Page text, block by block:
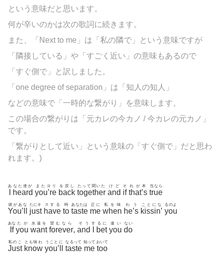
という意味だと思います。
何が辛いのかは次の歌詞に続きます。
また、「Next to me」は「私の隣で」という意味ですが
「隣接している」や「すごく近い」の意味もあるので
「すぐ側で」と訳しました。
「one degree of separation」は「知人の知人」
などの意味で「一時的な繋がり」を意味します。
この場合の繋がりは「元カレの今カノ / 今カレの元カノ」
です。
「繋がりとして近い」という意味の「すぐ側で」だと思わ
れます。)
あ
heard
なた達が
you’re
またヨリ
back
を戻し
together
たって聞いた
and
けど
if
そ
that’s
れが本
true
当なら
You’ll
彼があな
just
たにキ
have
スする
to
時
taste
あなたは
me
正に
when
私を味
he’s
わう
kissin’
ことにな
you
るのよ
If
あな
you
たが
want
永遠を
forever
望むなら
, and
そう す
bet
るに
you
違い
do
ない
Just
私のこ
know
とも味わ
you’ll
うことに
taste
なるって
me
知って
too
おいて